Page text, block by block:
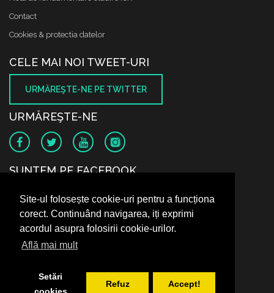
Site-ul folosește cookie-uri pentru a funcționa
corect. Continuând navigarea, iți exprimi
acordul asupra folosirii cookie-urilor.
Află mai mult
Setări
Refuz Accept!
Contact
Cookies & protectia datelor
CELE MAI NOI TWEET-URI
URMĂREŞTE-NE PE TWITTER
URMĂREŞTE-NE
SUNTEM PE FACEBOOK